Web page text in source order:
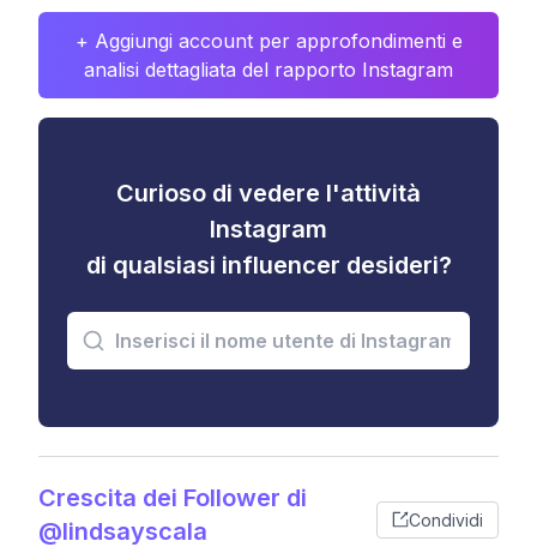
+ Aggiungi account per approfondimenti e
analisi dettagliata del rapporto Instagram
Curioso di vedere l'attività
Instagram
di qualsiasi influencer desideri?
Crescita dei Follower di
@lindsayscala
Condividi